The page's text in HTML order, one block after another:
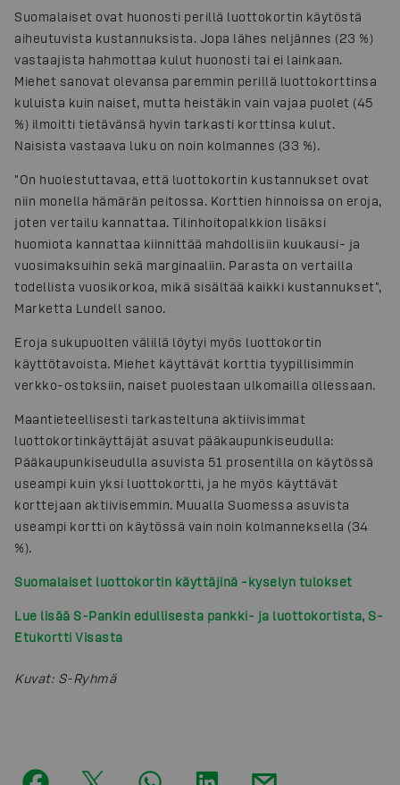
Suomalaiset ovat huonosti perillä luottokortin käytöstä
aiheutuvista kustannuksista. Jopa lähes neljännes (23 %)
vastaajista hahmottaa kulut huonosti tai ei lainkaan.
Miehet sanovat olevansa paremmin perillä luottokorttinsa
kuluista kuin naiset, mutta heistäkin vain vajaa puolet (45
%) ilmoitti tietävänsä hyvin tarkasti korttinsa kulut.
Naisista vastaava luku on noin kolmannes (33 %).
"On huolestuttavaa, että luottokortin kustannukset ovat
niin monella hämärän peitossa. Korttien hinnoissa on eroja,
joten vertailu kannattaa. Tilinhoitopalkkion lisäksi
huomiota kannattaa kiinnittää mahdollisiin kuukausi- ja
vuosimaksuihin sekä marginaaliin. Parasta on vertailla
todellista vuosikorkoa, mikä sisältää kaikki kustannukset",
Marketta Lundell sanoo.
Eroja sukupuolten välillä löytyi myös luottokortin
käyttötavoista. Miehet käyttävät korttia tyypillisimmin
verkko-ostoksiin, naiset puolestaan ulkomailla ollessaan.
Maantieteellisesti tarkasteltuna aktiivisimmat
luottokortinkäyttäjät asuvat pääkaupunkiseudulla:
Pääkaupunkiseudulla asuvista 51 prosentilla on käytössä
useampi kuin yksi luottokortti, ja he myös käyttävät
korttejaan aktiivisemmin. Muualla Suomessa asuvista
useampi kortti on käytössä vain noin kolmanneksella (34
%).
Suomalaiset luottokortin käyttäjinä -kyselyn tulokset
Lue lisää S-Pankin edullisesta pankki- ja luottokortista, S-
Etukortti Visasta
Kuvat: S-Ryhmä